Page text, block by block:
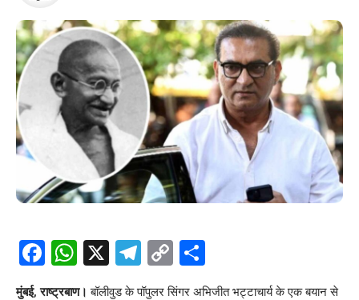
Facebook
WhatsApp
X Telegram
Copy
Link
मुंबई, राष्ट्रबाण। बॉलीवुड के पॉपुलर सिंगर अभिजीत भट्टाचार्य के एक बयान से